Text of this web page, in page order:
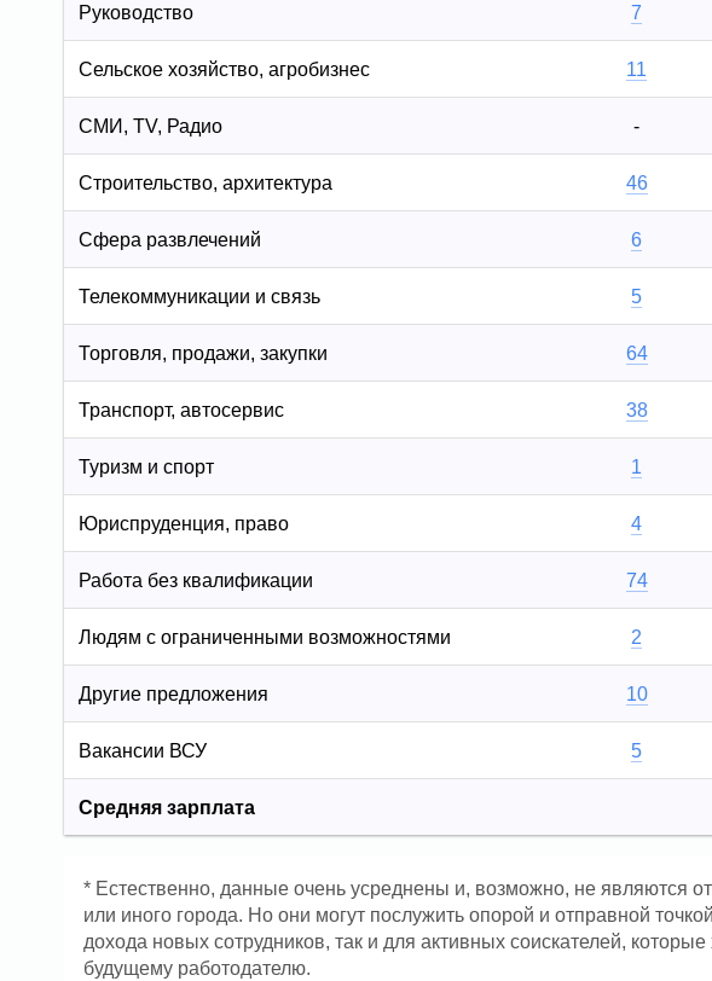
Руководство 7
Сельское хозяйство, агробизнес 11
СМИ, TV, Радио -
Строительство, архитектура 46
Сфера развлечений 6
Телекоммуникации и связь 5
Торговля, продажи, закупки 64
Транспорт, автосервис 38
Туризм и спорт 1
Юриспруденция, право 4
Работа без квалификации 74
Людям с ограниченными возможностями 2
Другие предложения 10
Вакансии ВСУ 5
Средняя зарплата
* Естественно, данные очень усреднены и, возможно, не являются
или иного города. Но они могут послужить опорой и отправной
дохода новых сотрудников, так и для активных соискателей,
будущему работодателю.